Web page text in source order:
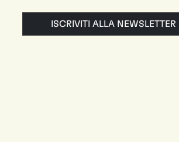
ISCRIVITI ALLA NEWSLETTER